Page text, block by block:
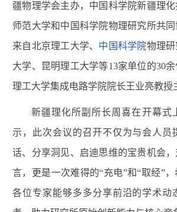
疆物理学会主办，中国科学院新疆理
师范大学和中国科学院物理研究所共
来自北京理工大学、 中国科学院物理
大学、昆明理工大学等13家单位的30余
理工大学集成电路学院院长王业亮教授
新疆理化所副所长周喜在开幕式
示，此次会议的召开不仅为与会人员
话、分享洞见、启迪思维的宝贵机会
言，更是一次难得的“充电”和“取经”
各位专家能够多多分享前沿的学术动